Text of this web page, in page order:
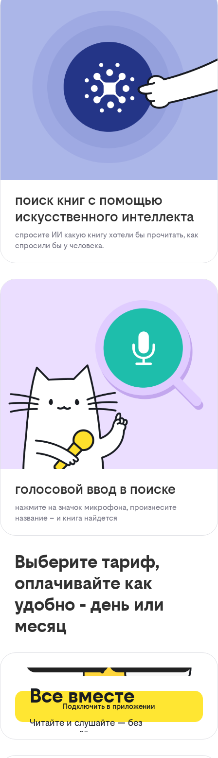
поиск книг с помощью
искусственного интеллекта
спросите ИИ какую книгу хотели бы прочитать, как
спросили бы у человека.
голосовой ввод в поиске
нажмите на значок микрофона, произнесите
название – и книга найдется
Выберите тариф,
оплачивайте как
удобно - день или
месяц
Все вместе
Читайте и слушайте — без
ограничений*
Подключить в приложении